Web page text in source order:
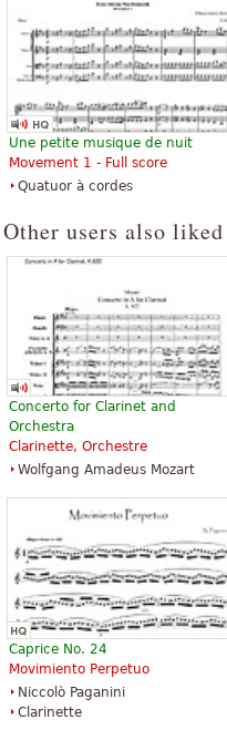
Une petite musique de nuit
Movement 1 - Full score
Quatuor à cordes
Other users also liked
Concerto for Clarinet and
Orchestra
Clarinette, Orchestre
Wolfgang Amadeus Mozart
Caprice No. 24
Movimiento Perpetuo
Niccolò Paganini
Clarinette